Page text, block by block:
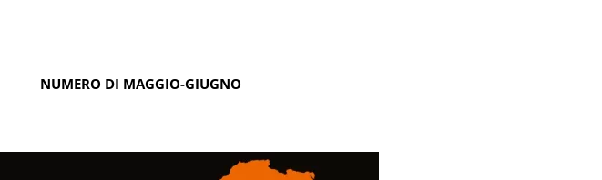
NUMERO DI MAGGIO-GIUGNO